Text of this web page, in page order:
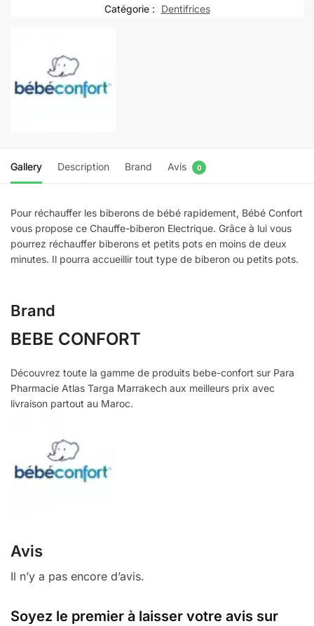
Catégorie :
Dentifrices
Gallery Description Brand Avis 0
Pour réchauffer les biberons de bébé rapidement, Bébé Confort
vous propose ce Chauffe-biberon Electrique. Grâce à lui vous
pourrez réchauffer biberons et petits pots en moins de deux
minutes. Il pourra accueillir tout type de biberon ou petits pots.
Brand
BEBE CONFORT
Découvrez toute la gamme de produits bebe-confort sur Para
Pharmacie Atlas Targa Marrakech aux meilleurs prix avec
livraison partout au Maroc.
Avis
Il n’y a pas encore d’avis.
Soyez le premier à laisser votre avis sur